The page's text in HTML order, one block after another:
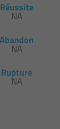
Réussite
NA
Abandon
NA
Rupture
NA